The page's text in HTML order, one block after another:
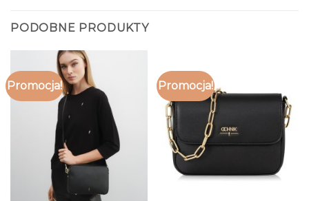
PODOBNE PRODUKTY
Promocja! Promocja!